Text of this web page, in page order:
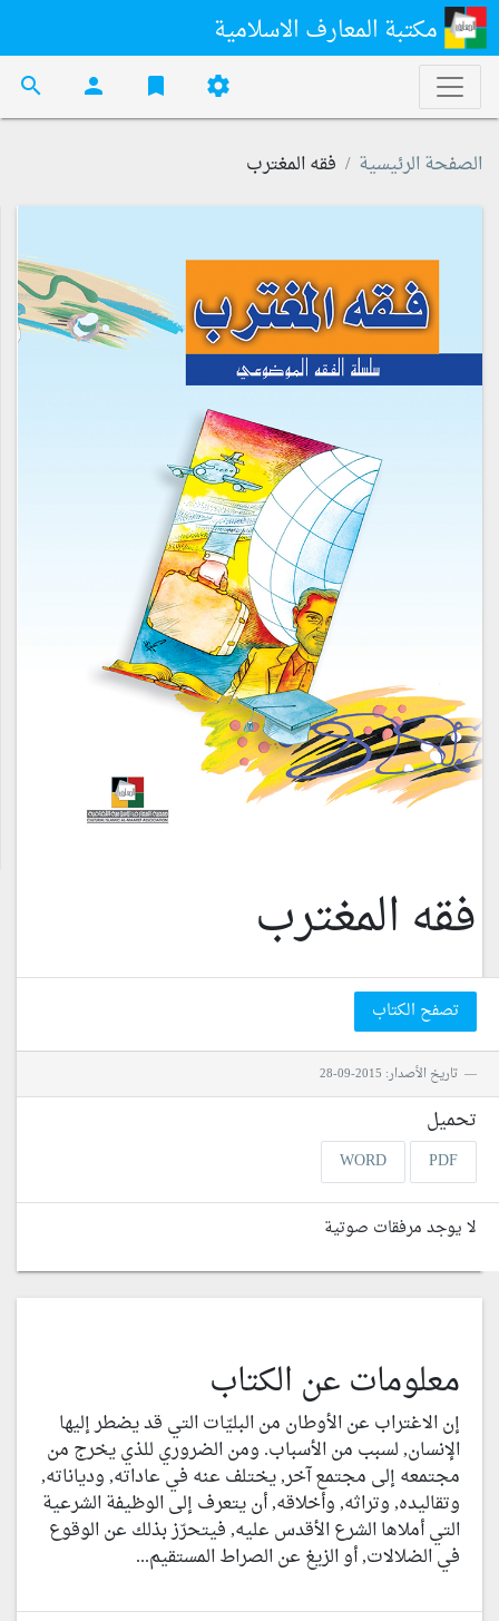
مكتبة المعارف الاسلامية
settings
bookmark
person
search
الصفحة الرئيسية فقه المغترب
فقه المغترب
تصفح الكتاب
تاريخ الأصدار: 2015-09-28
تحميل
PDF
WORD
لا يوجد مرفقات صوتية
معلومات عن الكتاب
إن الاغتراب عن الأوطان من البليّات التي قد يضطر إليها
الإنسان, لسبب من الأسباب. ومن الضروري للذي يخرج من
مجتمعه إلى مجتمع آخر, يختلف عنه في عاداته, ودياناته,
وتقاليده, وتراثه, وأخلاقه, أن يتعرف إلى الوظيفة الشرعية
التي أملاها الشرع الأقدس عليه, فيتحرّز بذلك عن الوقوع
في الضلالات, أو الزيغ عن الصراط المستقيم...